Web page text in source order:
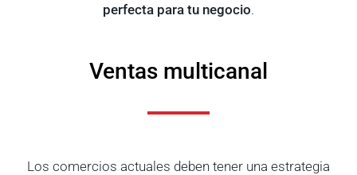
perfecta para tu negocio.
Ventas multicanal
Los comercios actuales deben tener una estrategia